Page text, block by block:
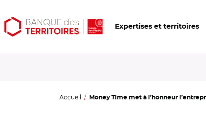
Aller
au
Aller
au
Ouvrir
les
Expertises et territoires
Accueil Money Time met à l’honneur